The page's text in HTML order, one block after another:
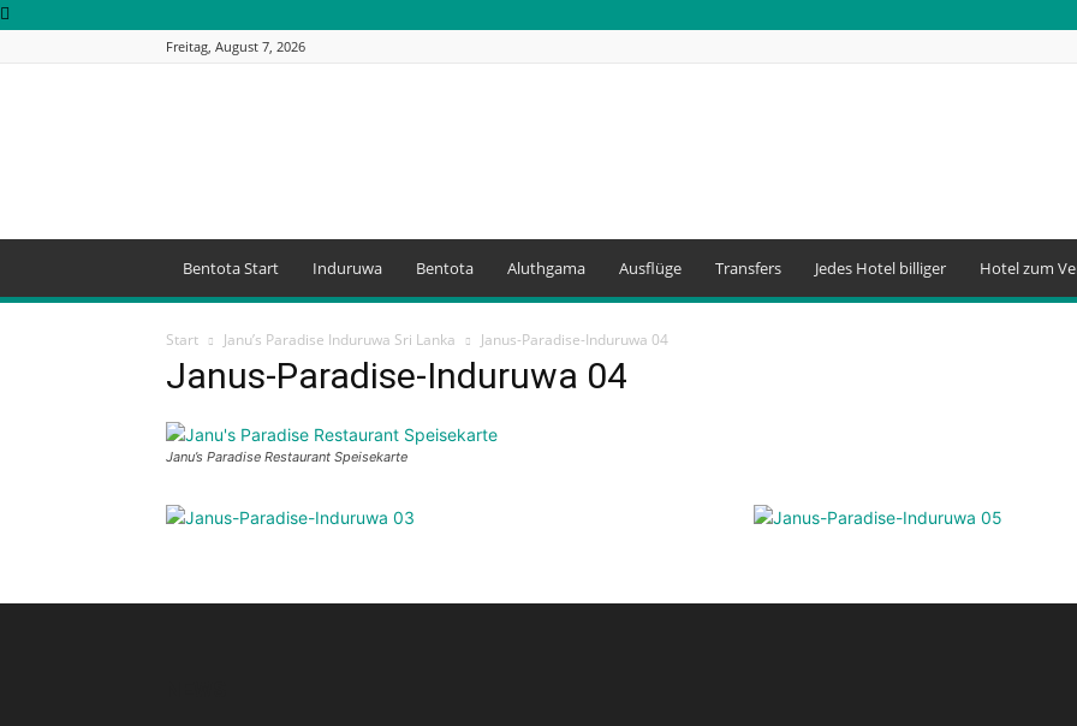
Freitag, August 7, 2026
Bentota Start Induruwa Bentota Aluthgama Ausflüge Transfers Jedes Hotel billiger Hotel zum
Start Janu’s Paradise Induruwa Sri Lanka Janus-Paradise-Induruwa 04
Janus-Paradise-Induruwa 04
Janu’s Paradise Restaurant Speisekarte